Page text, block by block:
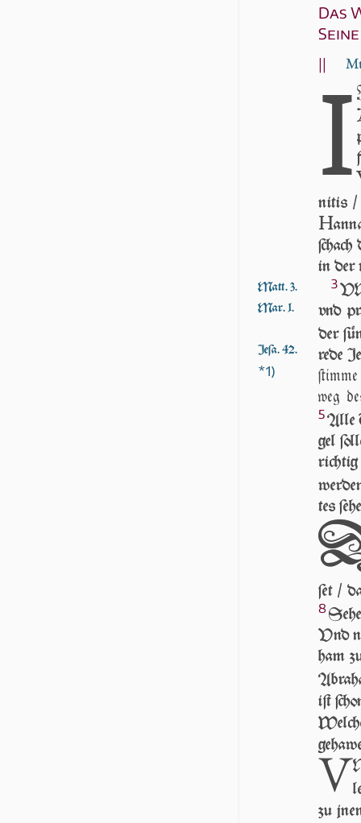
Das
||I
ni­tis /
H
in der
Matt. 3.
Mar. 1.
Jeſa. 42.
*1)
3
vnd
der
re­de
weg
5Al­le
gel
rich­tig
tes
ſet /
8
Vnd
ham
iſt
V
zu